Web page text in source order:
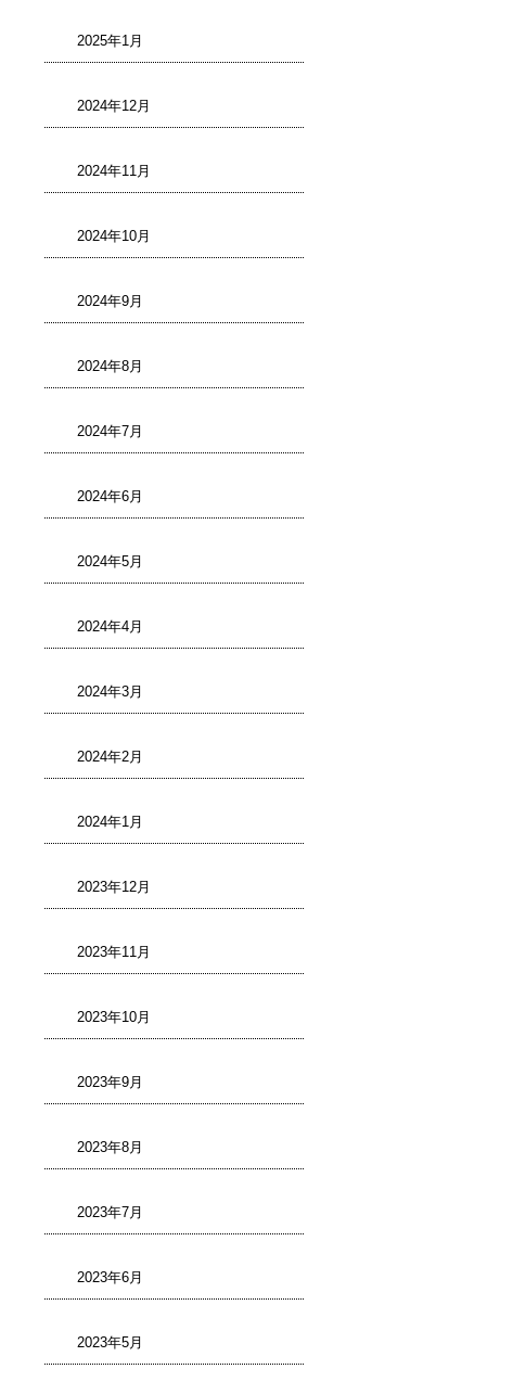
2025年1月
2024年12月
2024年11月
2024年10月
2024年9月
2024年8月
2024年7月
2024年6月
2024年5月
2024年4月
2024年3月
2024年2月
2024年1月
2023年12月
2023年11月
2023年10月
2023年9月
2023年8月
2023年7月
2023年6月
2023年5月